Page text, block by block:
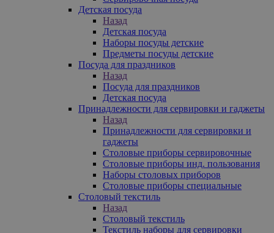
Детская посуда
Назад
Детская посуда
Наборы посуды детские
Предметы посуды детские
Посуда для праздников
Назад
Посуда для праздников
Детская посуда
Принадлежности для сервировки и гаджеты
Назад
Принадлежности для сервировки и
гаджеты
Столовые приборы сервировочные
Столовые приборы инд. пользования
Наборы столовых приборов
Столовые приборы специальные
Столовый текстиль
Назад
Столовый текстиль
Текстиль наборы для сервировки